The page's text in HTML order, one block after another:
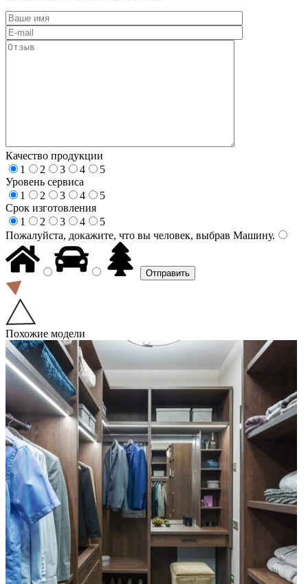
Качество продукции
1
2 3 4
5
Уровень сервиса
1
2 3 4
5
Срок изготовления
1
2 3 4
5
Пожалуйста, докажите, что вы человек, выбрав Машину.
Похожие модели